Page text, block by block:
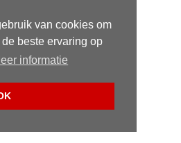
van cookies om
beste ervaring op
informatie